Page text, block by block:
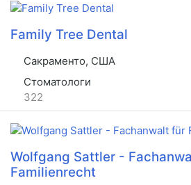
Family Tree Dental
Сакраменто, США
Стоматологи
322
Wolfgang Sattler -
Familienrecht